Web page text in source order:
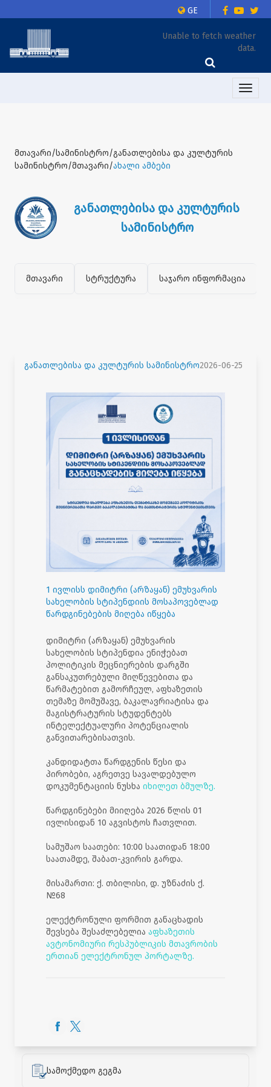
GE
Unable to fetch weather
data.
Toggle
მთავარი/სამინისტრო/განათლებისა და კულტურის
სამინისტრო/მთავარი/ახალი ამბები
სამოქმედო გეგმა
განათლებისა და კულტურის
სამინისტრო
მთავარი სტრუქტურა საჯარო ინფორმაცია
განათლებისა და კულტურის სამინისტრო2026-06-25
1 ივლისს დიმიტრი (არზაყან) ემუხვარის
სახელობის სტიპენდიის მოსაპოვებლად
წარდგინებების მიღება იწყება
დიმიტრი (არზაყან) ემუხვარის
სახელობის სტიპენდია ენიჭებათ
პოლიტიკის მეცნიერების დარგში
განსაკუთრებული მიღწევებითა და
წარმატებით გამორჩეულ, აფხაზეთის
თემაზე მომუშავე, ბაკალავრიატისა და
მაგისტრატურის სტუდენტებს
ინტელექტუალური პოტენციალის
განვითარებისათვის.
კანდიდატთა წარდგენის წესი და
პირობები, აგრეთვე სავალდებულო
დოკუმენტაციის ნუსხა იხილეთ ბმულზე.
წარდგინებები მიიღება 2026 წლის 01
ივლისიდან 10 აგვისტოს ჩათვლით.
სამუშაო საათები: 10:00 საათიდან 18:00
საათამდე, შაბათ-კვირის გარდა.
მისამართი: ქ. თბილისი, დ. უზნაძის ქ.
№68
ელექტრონული ფორმით განაცხადის
შევსება შესაძლებელია აფხაზეთის
ავტონომიური რესპუბლიკის მთავრობის
ერთიან ელექტრონულ პორტალზე.